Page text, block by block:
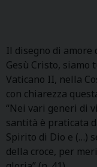
Il disegno di amore
Gesù Cristo,
Vaticano II, nella
con chiarezza
“Nei vari generi di
santità è praticata
Spirito di Dio e (…)
della croce, per